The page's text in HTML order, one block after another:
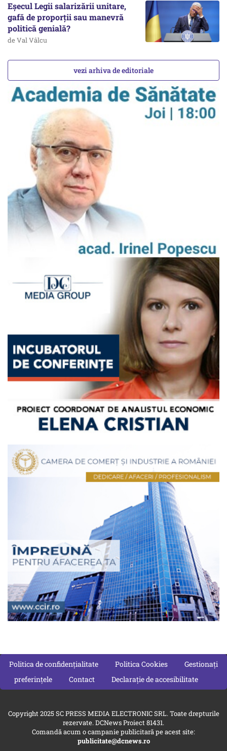
Eșecul Legii salarizării unitare,
gafă de proporții sau manevră
politică genială?
de Val Vâlcu
vezi arhiva de editoriale
Politica de confidențialitate Politica Cookies
Gestionați
preferințele
Contact Declarație de accesibilitate
Copyright 2025 SC PRESS MEDIA ELECTRONIC SRL. Toate drepturile
rezervate. DCNews Proiect 81431.
Comandă acum o campanie publicitară pe acest site:
publicitate@dcnews.ro